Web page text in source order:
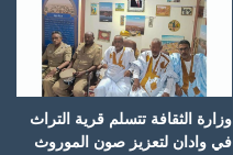
وزارة الثقافة تتسلم قرية التراث
في وادان لتعزيز صون الموروث